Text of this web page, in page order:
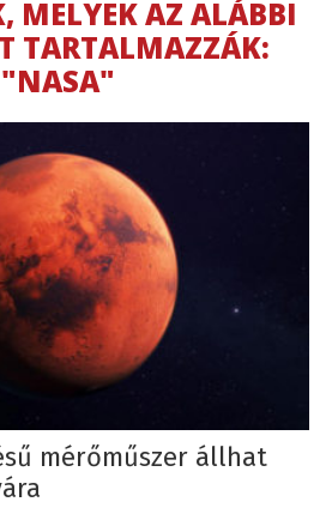
MELYEK AZ ALÁBBI
TARTALMAZZÁK:
"NASA"
mérőműszer állhat